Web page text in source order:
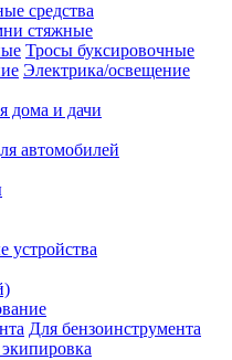
средства
стяжные
Тросы буксировочные
Электрика/освещение
дома и дачи
автомобилей
устройства
Для бензоинструмента